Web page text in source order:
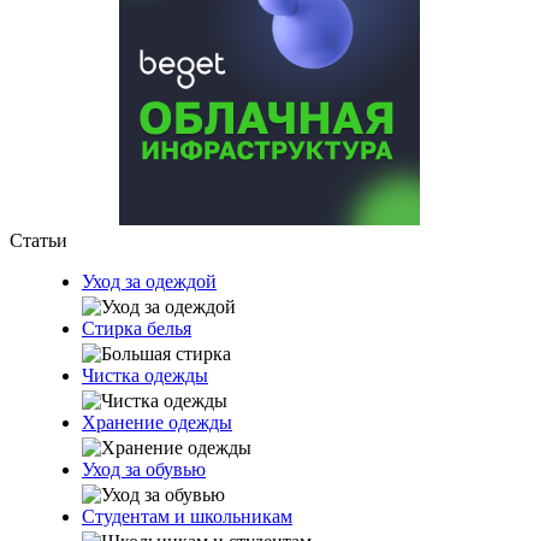
Статьи
Уход за одеждой
Стирка белья
Чистка одежды
Хранение одежды
Уход за обувью
Студентам и школьникам